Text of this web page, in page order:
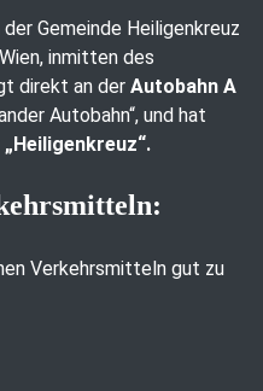
Gemeinde Heiligenkreuz
inmitten des
direkt an der Autobahn A
Autobahn“, und hat
Verkehrsmitteln gut zu